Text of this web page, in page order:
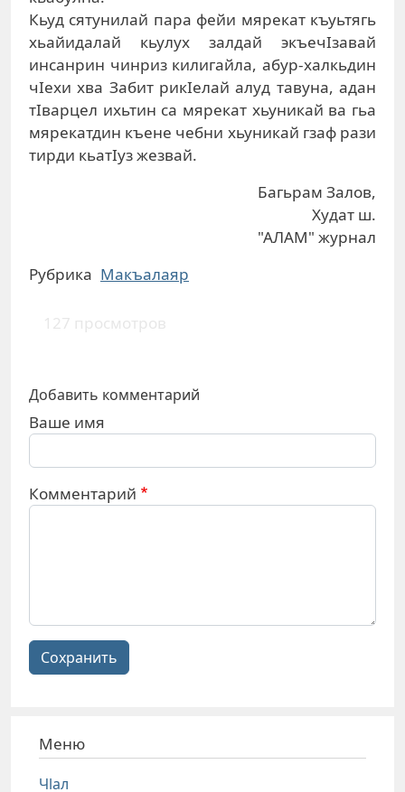
Кьуд сятунилай пара фейи мярекат къуьтягь
хьайидалай кьулух залдай экъечIзавай
инсанрин чинриз килигайла, абур-халкьдин
чIехи хва За­бит рикIелай алуд тавуна, адан
тIварцел ихьтин са мярекат хьуникай ва гьа
мярекатдин къене чебни хьуникай гзаф рази
тирди кьатIуз жезвай.
Багьрам Залов,
Худат ш.
"АЛАМ" журнал
Рубрика Макъалаяр
127 просмотров
Добавить комментарий
Ваше имя
Комментарий
Сохранить
Меню
Чlал